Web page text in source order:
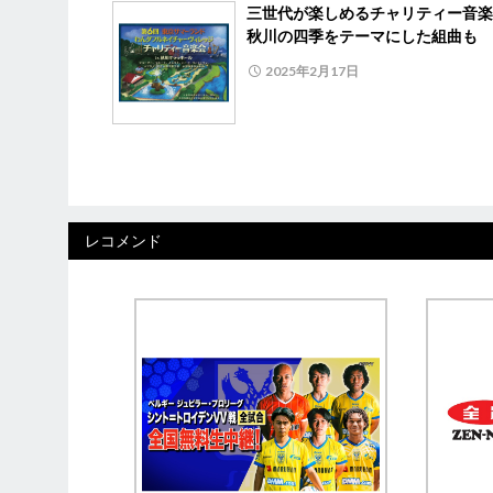
三世代が楽しめるチャリティー
秋川の四季をテーマにした組曲も
2025年2月17日
レコメンド